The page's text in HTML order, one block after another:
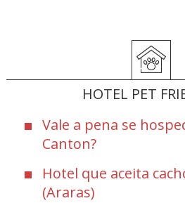
HOTEL PET
Vale a pena se
Canton?
Hotel que aceita
(Araras)